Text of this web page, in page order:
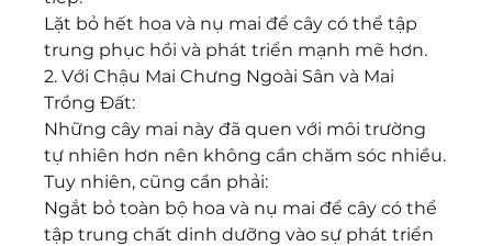
Lặt bỏ hết hoa và nụ mai để cây có thể tập
trung phục hồi và phát triển mạnh mẽ hơn.
2. Với Chậu Mai Chưng Ngoài Sân và Mai
Trồng Đất:
Những cây mai này đã quen với môi trường
tự nhiên hơn nên không cần chăm sóc nhiều.
Tuy nhiên, cũng cần phải:
Ngắt bỏ toàn bộ hoa và nụ mai để cây có thể
tập trung chất dinh dưỡng vào sự phát triển